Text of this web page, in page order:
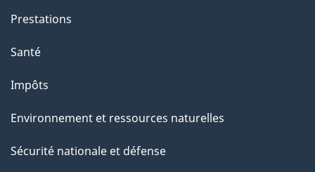
a
e
Prestations
Santé
Impôts
Environnement et ressources naturelles
Sécurité nationale et défense